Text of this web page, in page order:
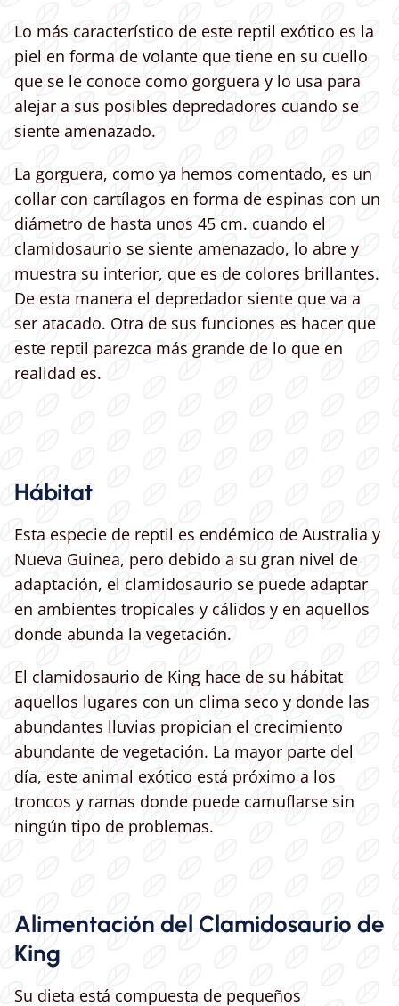
Lo más característico de este reptil exótico es la
piel en forma de volante que tiene en su cuello
que se le conoce como gorguera y lo usa para
alejar a sus posibles depredadores cuando se
siente amenazado.
La gorguera, como ya hemos comentado, es un
collar con cartílagos en forma de espinas con un
diámetro de hasta unos 45 cm. cuando el
clamidosaurio se siente amenazado, lo abre y
muestra su interior, que es de colores brillantes.
De esta manera el depredador siente que va a
ser atacado. Otra de sus funciones es hacer que
este reptil parezca más grande de lo que en
realidad es.
Hábitat
Esta especie de reptil es endémico de Australia y
Nueva Guinea, pero debido a su gran nivel de
adaptación, el clamidosaurio se puede adaptar
en ambientes tropicales y cálidos y en aquellos
donde abunda la vegetación.
El clamidosaurio de King hace de su hábitat
aquellos lugares con un clima seco y donde las
abundantes lluvias propician el crecimiento
abundante de vegetación. La mayor parte del
día, este animal exótico está próximo a los
troncos y ramas donde puede camuflarse sin
ningún tipo de problemas.
Alimentación del Clamidosaurio de
King
Su dieta está compuesta de pequeños